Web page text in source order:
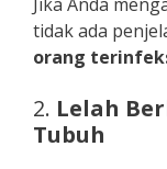
tidak ada
orang
2. Lelah
Tubuh